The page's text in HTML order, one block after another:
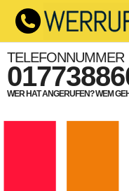
TELEFONNUMMER
WER HAT ANGERUFEN? WEM